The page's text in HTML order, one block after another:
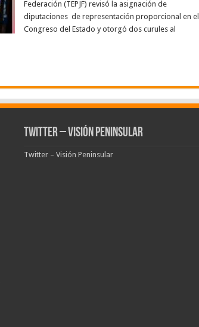
Federación (TEPJF) revisó la asignación de
diputaciones de representación proporcional en el
Congreso del Estado y otorgó dos curules al
Twitter – Visión Peninsular
Twitter – Visión Peninsular